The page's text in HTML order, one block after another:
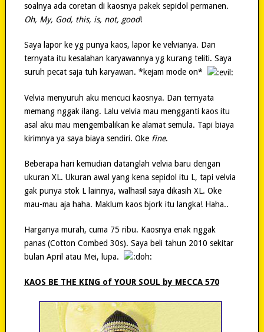
soalnya ada coretan di kaosnya pakek sepidol permanen.
Oh, My, God, this, is, not, good!
Saya lapor ke yg punya kaos, lapor ke velvianya. Dan
ternyata itu kesalahan karyawannya yg kurang teliti. Saya
suruh pecat saja tuh karyawan. *kejam mode on*
Velvia menyuruh aku mencuci kaosnya. Dan ternyata
memang nggak ilang. Lalu velvia mau mengganti kaos itu
asal aku mau mengembalikan ke alamat semula. Tapi biaya
kirimnya ya saya biaya sendiri. Oke fine.
Beberapa hari kemudian datanglah velvia baru dengan
ukuran XL. Ukuran awal yang kena sepidol itu L, tapi velvia
gak punya stok L lainnya, walhasil saya dikasih XL. Oke
mau-mau aja haha. Maklum kaos bjork itu langka! Haha..
Harganya murah, cuma 75 ribu. Kaosnya enak nggak
panas (Cotton Combed 30s). Saya beli tahun 2010 sekitar
bulan April atau Mei, lupa.
KAOS BE THE KING of YOUR SOUL by MECCA 570